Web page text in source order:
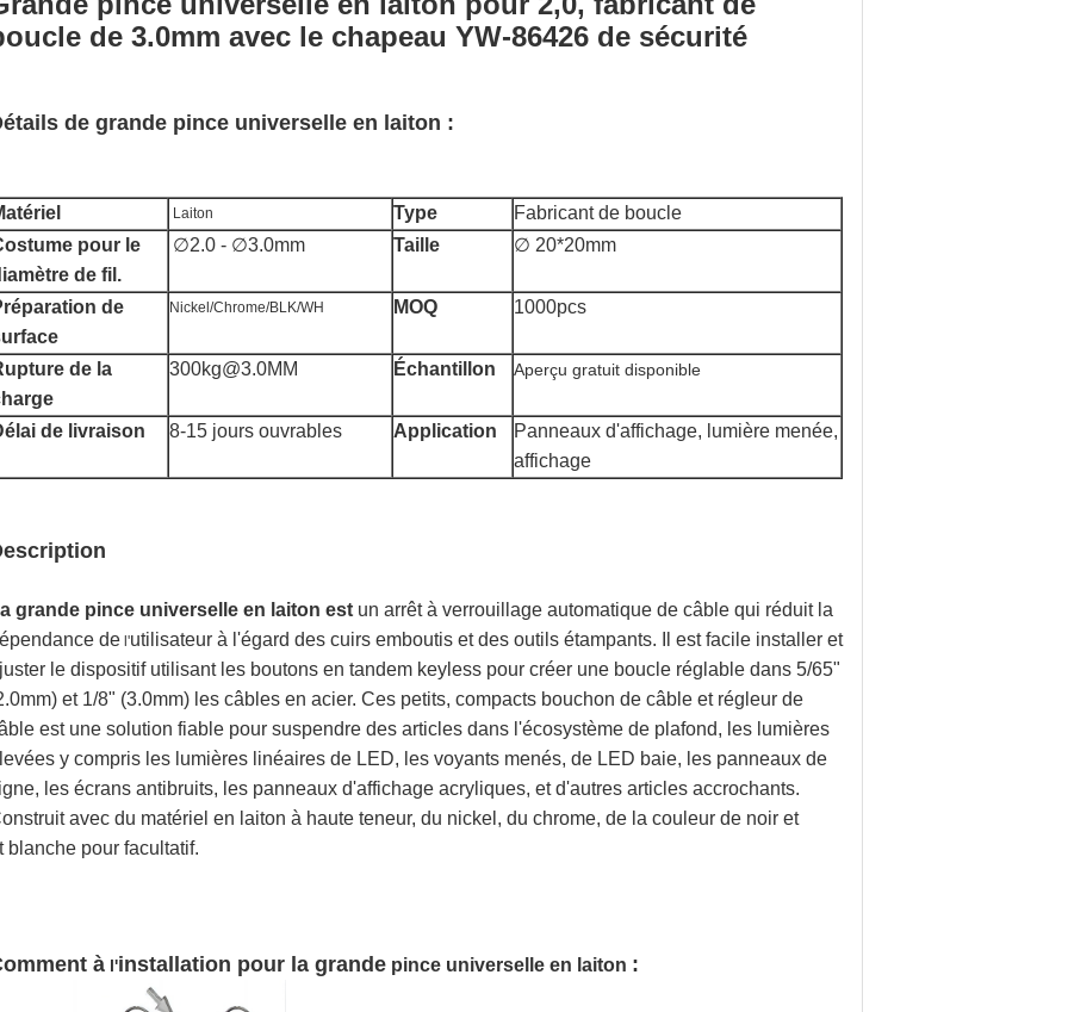
de 3.0mm avec le chapeau YW-86426 de sécurité
de grande pince universelle en laiton :
Laiton Type
Fabricant de boucle
pour le
de fil.
∅2.0 - ∅3.0mm Taille ∅ 20*20mm
de
Nickel/Chrome/BLK/WH MOQ 1000pcs
de la
300kg@3.0MM Échantillon Aperçu gratuit disponible
de livraison 8-15 jours ouvrables Application
Panneaux d'affichage, lumière menée,
affichage
grande pince universelle en laiton est un arrêt à verrouillage automatique de câble qui réduit la
de l'utilisateur à l'égard des cuirs emboutis et des outils étampants. Il est facile installer et
le dispositif utilisant les boutons en tandem keyless pour créer une boucle réglable dans 5/65"
et 1/8" (3.0mm) les câbles en acier. Ces petits, compacts bouchon de câble et régleur de
est une solution fiable pour suspendre des articles dans l'écosystème de plafond, les lumières
y compris les lumières linéaires de LED, les voyants menés, de LED baie, les panneaux de
les écrans antibruits, les panneaux d'affichage acryliques, et d'autres articles accrochants.
avec du matériel en laiton à haute teneur, du nickel, du chrome, de la couleur de noir et
blanche pour facultatif.
à l'installation pour la grande pince universelle en laiton :